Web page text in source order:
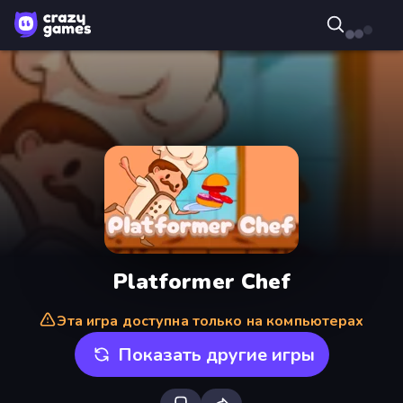
Platformer Chef
Эта игра доступна только на компьютерах
Показать другие игры